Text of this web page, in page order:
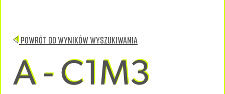
POWRÓT DO WYNIKÓW WYSZUKIWANIA
A - C1M3